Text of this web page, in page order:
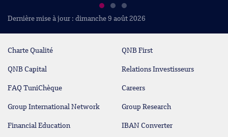
Dernière mise à jour : dimanche 9 août 2026
Charte Qualité QNB First
QNB Capital Relations Investisseurs
FAQ TuniChèque Careers
Group International Network Group Research
Financial Education IBAN Converter